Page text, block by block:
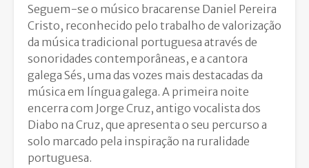
Seguem-se o músico bracarense Daniel Pereira
Cristo, reconhecido pelo trabalho de valorização
da música tradicional portuguesa através de
sonoridades contemporâneas, e a cantora
galega Sés, uma das vozes mais destacadas da
música em língua galega. A primeira noite
encerra com Jorge Cruz, antigo vocalista dos
Diabo na Cruz, que apresenta o seu percurso a
solo marcado pela inspiração na ruralidade
portuguesa.